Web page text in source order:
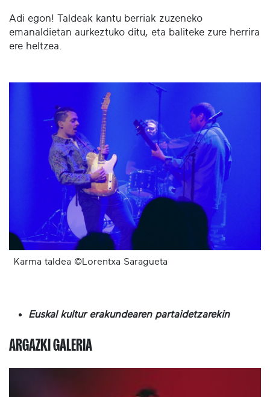
Adi egon! Taldeak kantu berriak zuzeneko
emanaldietan aurkeztuko ditu, eta baliteke zure herrira
ere heltzea.
Karma taldea ©Lorentxa Saragueta
Euskal kultur erakundearen partaidetzarekin
ARGAZKI GALERIA